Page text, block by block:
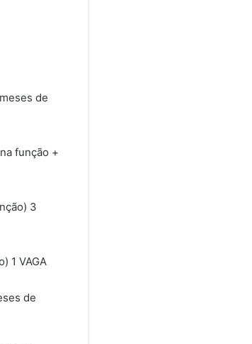
de
função +
3
1 VAGA
de